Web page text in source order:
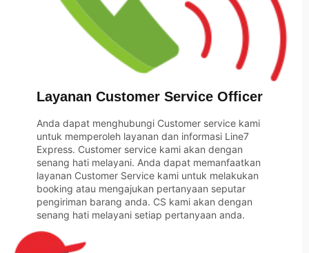
Layanan Customer Service Officer
Anda dapat menghubungi Customer service kami
untuk memperoleh layanan dan informasi Line7
Express. Customer service kami akan dengan
senang hati melayani. Anda dapat memanfaatkan
layanan Customer Service kami untuk melakukan
booking atau mengajukan pertanyaan seputar
pengiriman barang anda. CS kami akan dengan
senang hati melayani setiap pertanyaan anda.